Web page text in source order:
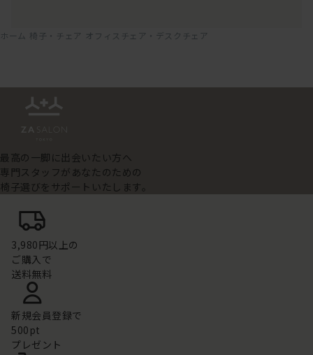
ホーム 椅子・チェア オフィスチェア・デスクチェア
最高の一脚に出会いたい方へ
専門スタッフがあなたのための
椅子選びをサポートいたします。
3,980円以上の
ご購入で
送料無料
新規会員登録で
500pt
プレゼント